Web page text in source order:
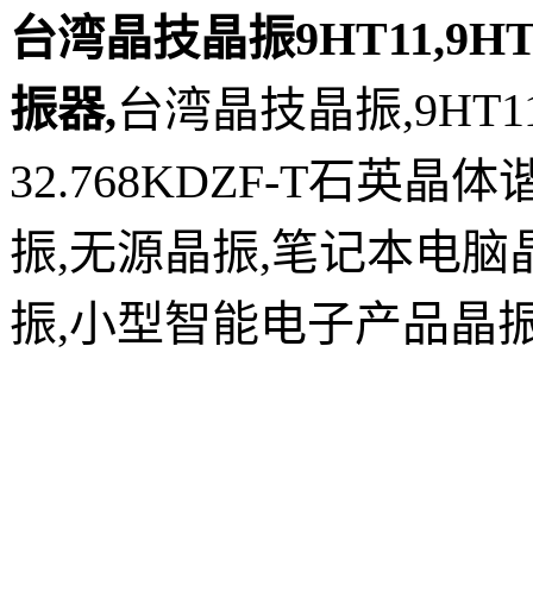
台湾晶技晶振
振器,台湾晶技晶振
32.768KDZF-T石英晶体
振,无源晶振,笔记本电脑
振,小型智能电子产品晶